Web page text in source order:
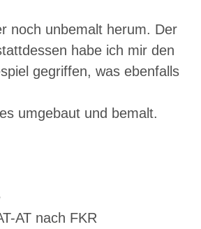
noch unbemalt herum. Der
habe ich mir den
gegriffen, was ebenfalls
umgebaut und bemalt.
AT nach FKR